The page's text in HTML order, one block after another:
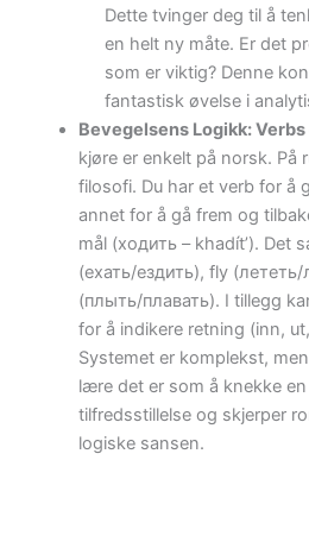
Dette tvinger deg til å
en helt ny måte. Er det
som er viktig? Denne
fantastisk øvelse i
Bevegelsens Logikk:
kjøre er enkelt på norsk. På
filosofi. Du har et verb for å
annet for å gå frem og
mål (ходить – khadít’). Det
(ехать/ездить), fly
(плыть/плавать). I tillegg
for å indikere retning (inn,
Systemet er komplekst,
lære det er som å knekke
tilfredsstillelse og skjerper
logiske sansen.